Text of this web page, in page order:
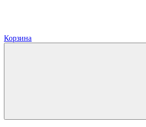
Корзина